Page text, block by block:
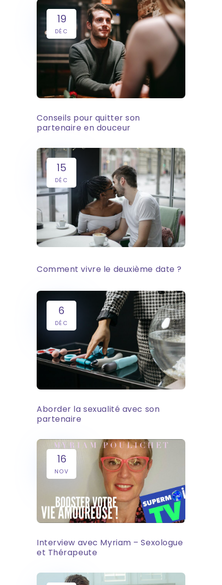
19
DÉC
Conseils pour quitter son
partenaire en douceur
15
DÉC
Comment vivre le deuxième date ?
6
DÉC
Aborder la sexualité avec son
partenaire
16
NOV
Interview avec Myriam – Sexologue
et Thérapeute